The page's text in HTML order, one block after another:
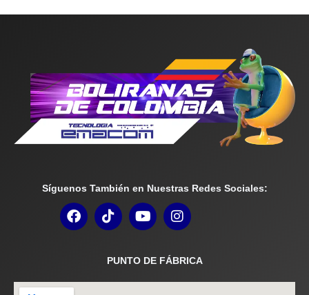
Síguenos También en Nuestras Redes Sociales:
PUNTO DE FÁBRICA